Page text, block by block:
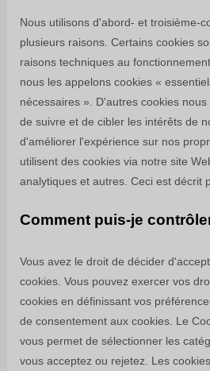
Nous utilisons d'abord- et troisième-
plusieurs raisons. Certains cookies
raisons techniques au
nous les appelons cookies «
nécessaires ». D'autres cookies
de suivre et de cibler les intérêts de
d'améliorer l'expérience sur nos
utilisent des cookies via notre site
analytiques et autres.Ceci est décrit
Comment puis-je
Vous avez le droit de décider
cookies. Vous pouvez exercer vos
cookies en définissant vos
de consentement aux cookies. Le
vous permet de sélectionner les
vous acceptez ou rejetez. Les